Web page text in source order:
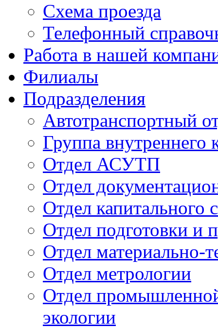
Схема проезда
Телефонный
Работа в нашей
Филиалы
Подразделения
Автотранспортный
Группа внутреннего
Отдел АСУТП
Отдел
Отдел капитального
Отдел подготовки и
Отдел материально-
Отдел метрологии
Отдел
экологии